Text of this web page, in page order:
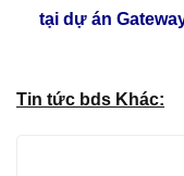
tại dự án
Tin tức bds Khác: